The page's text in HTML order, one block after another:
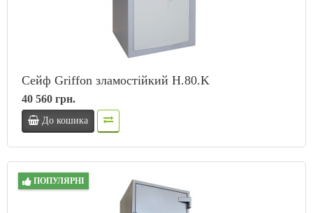
Сейф Griffon зламостійкий H.80.K
40 560 грн.
До кошика
ПОПУЛЯРНІ